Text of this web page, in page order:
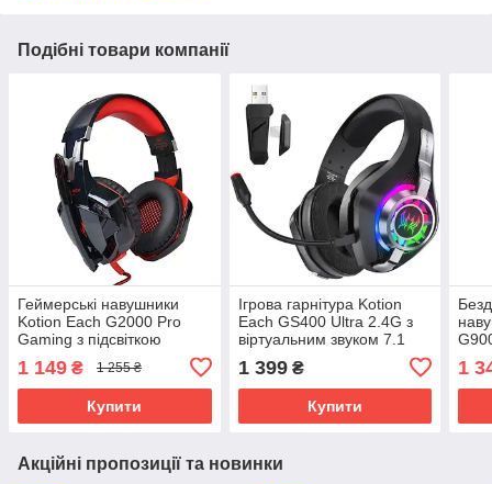
Подібні товари компанії
Геймерські навушники
Kotion Each G2000 Pro
Gaming з підсвіткою
1 149 ₴ 1 255 ₴
Купити
Ігрова гарнітура Kotion
Each GS400 Ultra 2.4G з
віртуальним звуком 7.1
(Чорний)
1 399₴
Купити
1
Акційні пропозиції та новинки